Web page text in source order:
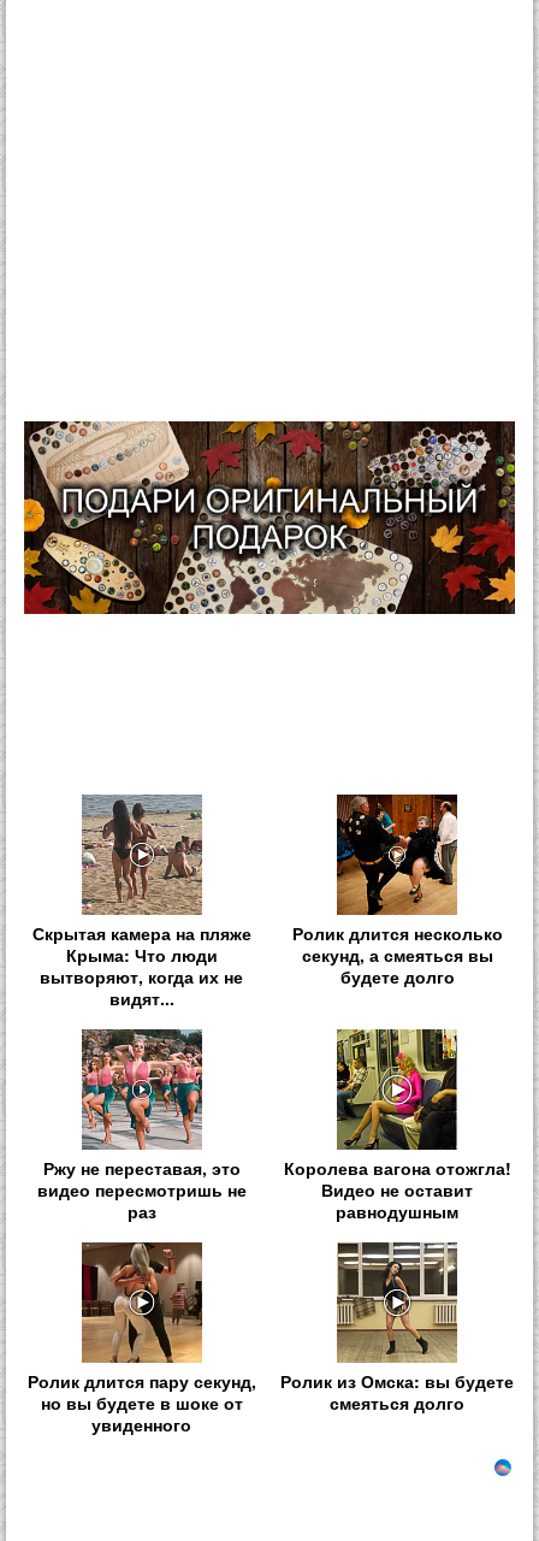
Скрытая камера на пляже
Крыма: Что люди
вытворяют, когда их не
видят...
Ролик длится несколько
секунд, а смеяться вы
будете долго
Ржу не переставая, это
видео пересмотришь не
раз
Королева вагона отожгла!
Видео не оставит
равнодушным
Ролик длится пару секунд,
но вы будете в шоке от
увиденного
Ролик из Омска: вы будете
смеяться долго